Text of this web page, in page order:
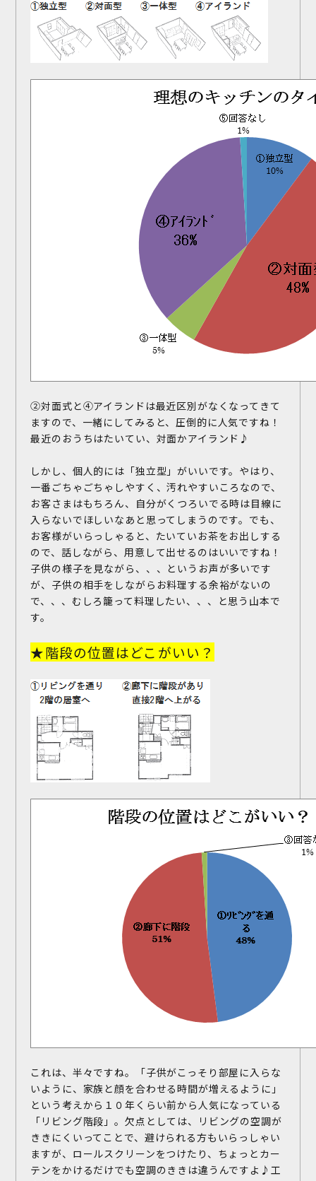
お問い合わせ
施工事例 お客様の声
②対面式と④アイランドは最近区別がなくなってきて
ますので、一緒にしてみると、圧倒的に人気ですね！
最近のおうちはたいてい、対面かアイランド♪
しかし、個人的には「独立型」がいいです。やはり、
一番ごちゃごちゃしやすく、汚れやすいころなので、
お客さまはもちろん、自分がくつろいでる時は目線に
入らないでほしいなあと思ってしまうのです。でも、
お客様がいらっしゃると、たいていお茶をお出しする
ので、話しながら、用意して出せるのはいいですね！
子供の様子を見ながら、、、というお声が多いです
が、子供の相手をしながらお料理する余裕がないの
で、、、むしろ籠って料理したい、、、と思う山本で
す。
★階段の位置はどこがいい？
これは、半々ですね。「子供がこっそり部屋に入らな
いように、家族と顔を合わせる時間が増えるように」
という考えから１０年くらい前から人気になっている
「リビング階段」。欠点としては、リビングの空調が
ききにくいってことで、避けられる方もいらっしゃい
ますが、ロールスクリーンをつけたり、ちょっとカー
テンをかけるだけでも空調のききは違うんですよ♪工